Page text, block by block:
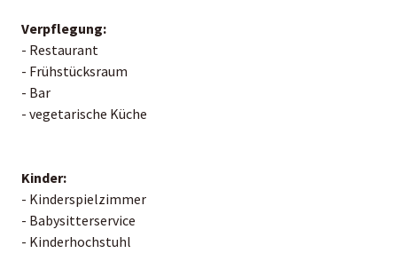
Verpflegung:
- Restaurant
- Frühstücksraum
- Bar
- vegetarische Küche
Kinder:
- Kinderspielzimmer
- Babysitterservice
- Kinderhochstuhl